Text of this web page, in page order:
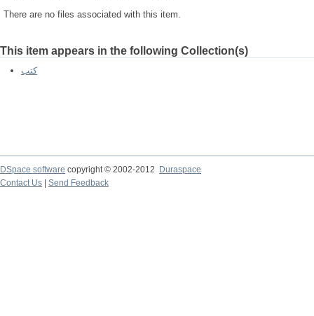
There are no files associated with this item.
This item appears in the following Collection(s)
كتب
DSpace software copyright © 2002-2012
Duraspace
Contact Us
Send Feedback